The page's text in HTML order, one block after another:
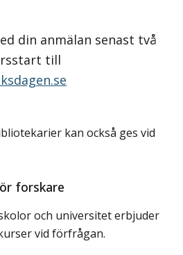
din anmälan senast två
till
kan också ges vid
forskare
och universitet erbjuder
vid förfrågan.